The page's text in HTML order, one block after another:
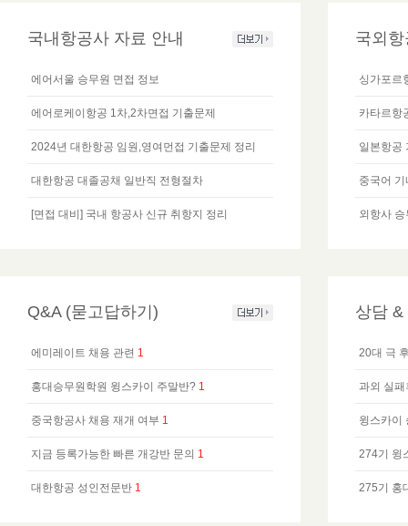
국내항공사 자료 안내
에어서울 승무원 면접 정보
에어로케이항공 1차,2차면접 기출문제
2024년 대한항공 임원,영여먼접 기출문제 정리
대한항공 대졸공채 일반직 전형절차
[면접 대비] 국내 항공사 신규 취항지 정리
국외
싱가포르
카타르항
일본항공
중국어
외항사
Q&A (묻고답하기)
에미레이트 채용 관련 1
홍대승무원학원 윙스카이 주말반? 1
중국항공사 채용 재개 여부 1
지금 등록가능한 빠른 개강반 문의 1
대한항공 성인전문반 1
상담 &
20대 극
과외 실
윙스카이
274기 윙
275기 홍